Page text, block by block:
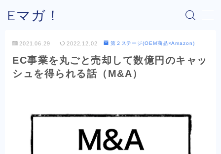
Eマガ！
Eマガ！とは？
公式メルマガ
OEM商品×Amazon
2021.06.29 2022.12.02 第２ステージ(OEM商品×Amazon)
EC事業を丸ごと売却して数億円のキャッ
シュを得られる話（M&A）